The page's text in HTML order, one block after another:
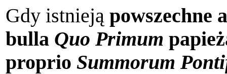
Gdy istnieją powszechne
bulla Quo Primum
proprio Summorum